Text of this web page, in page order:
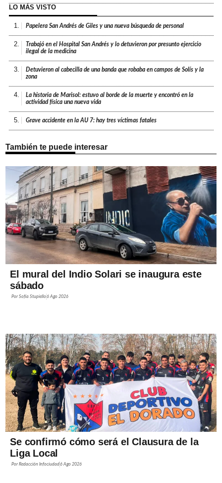
LO MÁS VISTO
1. Papelera San Andrés de Giles y una nueva búsqueda de personal
2.
Trabajó en el Hospital San Andrés y lo detuvieron por presunto ejercicio
ilegal de la medicina
3.
Detuvieron al cabecilla de una banda que robaba en campos de Solís y la
zona
4.
La historia de Marisol: estuvo al borde de la muerte y encontró en la
actividad física una nueva vida
5. Grave accidente en la AU 7: hay tres víctimas fatales
También te puede interesar
El mural del Indio Solari se inaugura este
sábado
PorSofía Stupiello6 Ago 2026
Se confirmó cómo será el Clausura de la
Liga Local
PorRedacción Infociudad6 Ago 2026